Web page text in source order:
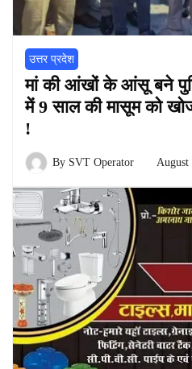
उत्तर प्रदेश
मां की आंखों के आंसू बने
में 9 साल की मासूम को
!
By SVT Operator August